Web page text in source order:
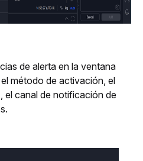
método de activación, el
el canal de notificación de